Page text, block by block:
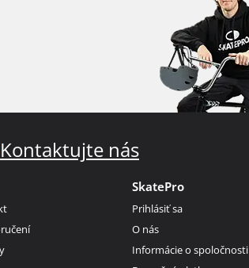
Kontaktujte nás
SkatePro
Prihlásiť sa
O nás
Informácie o spoločnosti